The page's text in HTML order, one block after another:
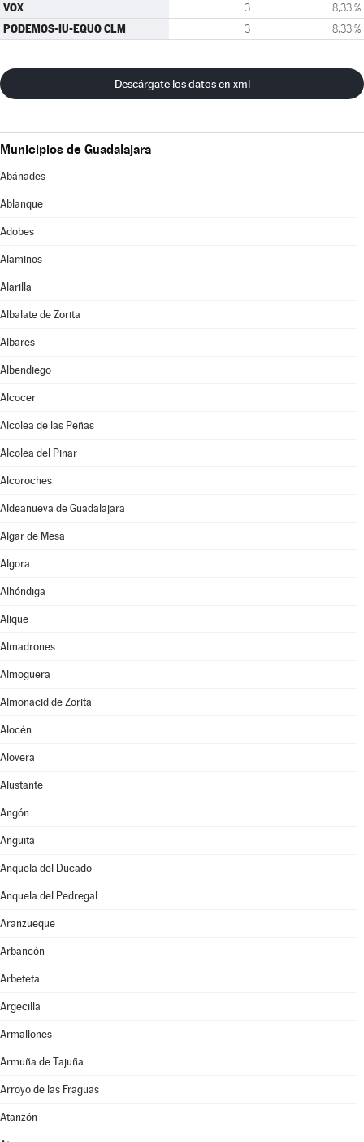
VOX 3 8,33 %
PODEMOS-IU-EQUO CLM 3 8,33 %
Descárgate los datos en xml
Municipios de Guadalajara
Abánades
Ablanque
Adobes
Alaminos
Alarilla
Albalate de Zorita
Albares
Albendiego
Alcocer
Alcolea de las Peñas
Alcolea del Pinar
Alcoroches
Aldeanueva de Guadalajara
Algar de Mesa
Algora
Alhóndiga
Alique
Almadrones
Almoguera
Almonacid de Zorita
Alocén
Alovera
Alustante
Angón
Anguita
Anquela del Ducado
Anquela del Pedregal
Aranzueque
Arbancón
Arbeteta
Argecilla
Armallones
Armuña de Tajuña
Arroyo de las Fraguas
Atanzón